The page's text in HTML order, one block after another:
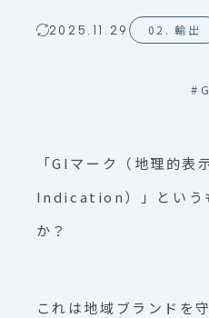
2025.11.29 02. 輸出
#
「GIマーク（地理的
Indication）」という
か？
これは地域ブランドを